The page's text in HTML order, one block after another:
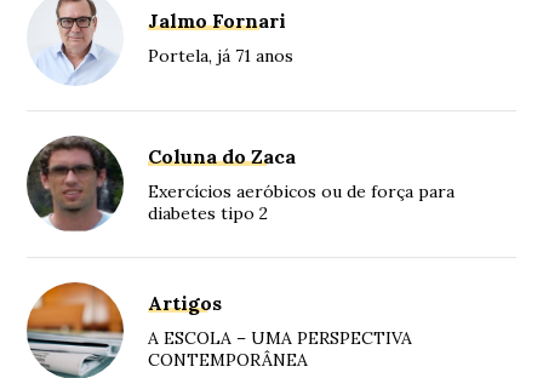
Jalmo Fornari
Portela, já 71 anos
Coluna do Zaca
Exercícios aeróbicos ou de força para
diabetes tipo 2
Artigos
A ESCOLA – UMA PERSPECTIVA
CONTEMPORÂNEA